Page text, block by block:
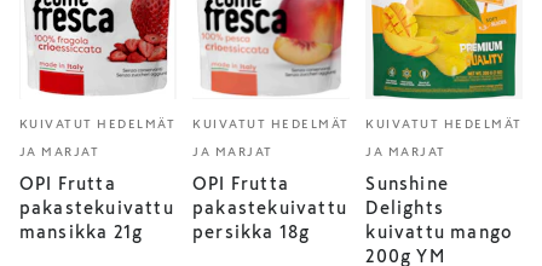
KUIVATUT HEDELMÄT
JA MARJAT
OPI Frutta
pakastekuivattu
mansikka 21g
KUIVATUT HEDELMÄT
JA MARJAT
OPI Frutta
pakastekuivattu
persikka 18g
KUIVATUT HEDELMÄT
JA MARJAT
Sunshine
Delights
kuivattu mango
200g YM